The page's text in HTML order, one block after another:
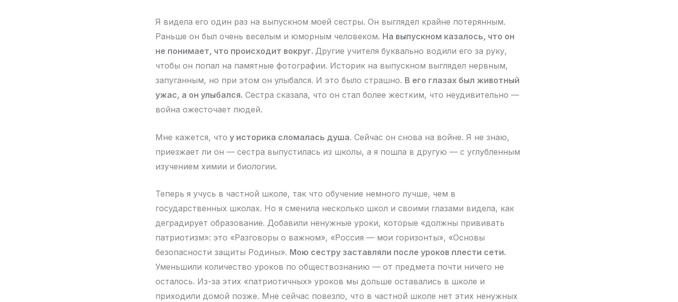
Я видела его один раз на выпускном моей сестры. Он выглядел крайне потерянным.
Раньше он был очень веселым и юморным человеком. На выпускном казалось, что он
не понимает, что происходит вокруг. Другие учителя буквально водили его за руку,
чтобы он попал на памятные фотографии. Историк на выпускном выглядел нервным,
запуганным, но при этом он улыбался. И это было страшно. В его глазах был животный
ужас, а он улыбался. Сестра сказала, что он стал более жестким, что неудивительно —
война ожесточает людей.
Мне кажется, что у историка сломалась душа. Сейчас он снова на войне. Я не знаю,
приезжает ли он — сестра выпустилась из школы, а я пошла в другую — с углубленным
изучением химии и биологии.
Теперь я учусь в частной школе, так что обучение немного лучше, чем в
государственных школах. Но я сменила несколько школ и своими глазами видела, как
деградирует образование. Добавили ненужные уроки, которые «должны прививать
патриотизм»: это «Разговоры о важном», «Россия — мои горизонты», «Основы
безопасности защиты Родины». Мою сестру заставляли после уроков плести сети.
Уменьшили количество уроков по обществознанию — от предмета почти ничего не
осталось. Из-за этих «патриотичных» уроков мы дольше оставались в школе и
приходили домой позже. Мне сейчас повезло, что в частной школе нет этих ненужных